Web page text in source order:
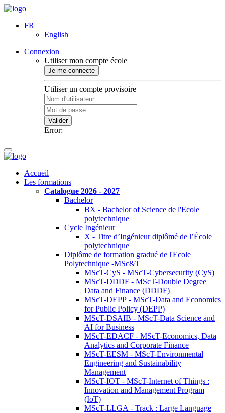
FR
English
Connexion
Utiliser mon compte école
Je me connecte
Utiliser un compte provisoire
Valider
Error:
Accueil
Les formations
Catalogue 2026 - 2027
Bachelor
BX - Bachelor of Science de l'Ecole
polytechnique
Cycle Ingénieur
X - Titre d’Ingénieur diplômé de l’École
polytechnique
Diplôme de formation gradué de l'Ecole
Polytechnique -MSc&T
MScT-CyS - MScT-Cybersecurity (CyS)
MScT-DDDF - MScT-Double Degree
Data and Finance (DDDF)
MScT-DEPP - MScT-Data and Economics
for Public Policy (DEPP)
MScT-DSAIB - MScT-Data Science and
AI for Business
MScT-EDACF - MScT-Economics, Data
Analytics and Corporate Finance
MScT-EESM - MScT-Environmental
Engineering and Sustainability
Management
MScT-IOT - MScT-Internet of Things :
Innovation and Management Program
(IoT)
MScT-LLGA - Track : Large Language